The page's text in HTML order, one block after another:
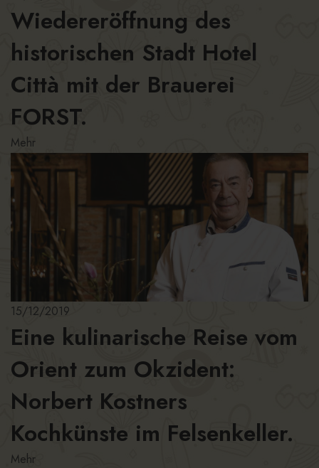
Wiedereröffnung des
historischen Stadt Hotel
Città mit der Brauerei
FORST.
Mehr
15/12/2019
Eine kulinarische Reise vom
Orient zum Okzident:
Norbert Kostners
Kochkünste im Felsenkeller.
Mehr